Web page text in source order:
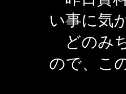
い事に気
どのみ
ので、こ